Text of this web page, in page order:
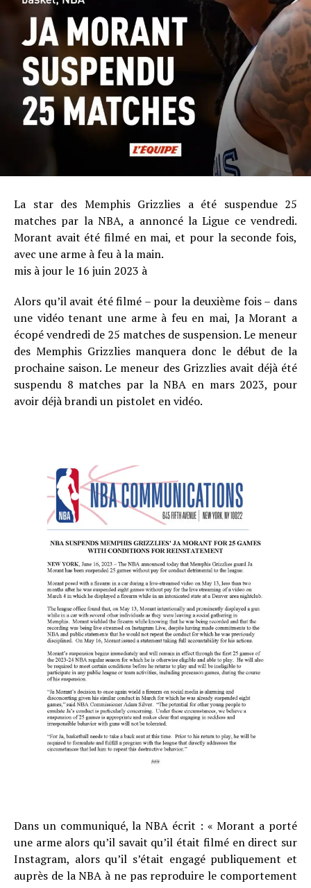
La star des Memphis Grizzlies a été suspendue 25
matches par la NBA, a annoncé la Ligue ce vendredi.
Morant avait été filmé en mai, et pour la seconde fois,
avec une arme à feu à la main.
mis à jour le 16 juin 2023 à
Alors qu’il avait été filmé – pour la deuxième fois – dans
une vidéo tenant une arme à feu en mai, Ja Morant a
écopé vendredi de 25 matches de suspension. Le meneur
des Memphis Grizzlies manquera donc le début de la
prochaine saison. Le meneur des Grizzlies avait déjà été
suspendu 8 matches par la NBA en mars 2023, pour
avoir déjà brandi un pistolet en vidéo.
Dans un communiqué, la NBA écrit : « Morant a porté
une arme alors qu’il savait qu’il était filmé en direct sur
Instagram, alors qu’il s’était engagé publiquement et
auprès de la NBA à ne pas reproduire le comportement